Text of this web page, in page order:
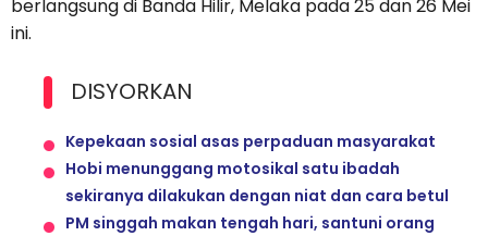
berlangsung di Banda Hilir, Melaka pada 25 dan 26 Mei
ini.
DISYORKAN
Kepekaan sosial asas perpaduan masyarakat
Hobi menunggang motosikal satu ibadah
sekiranya dilakukan dengan niat dan cara betul
PM singgah makan tengah hari, santuni orang